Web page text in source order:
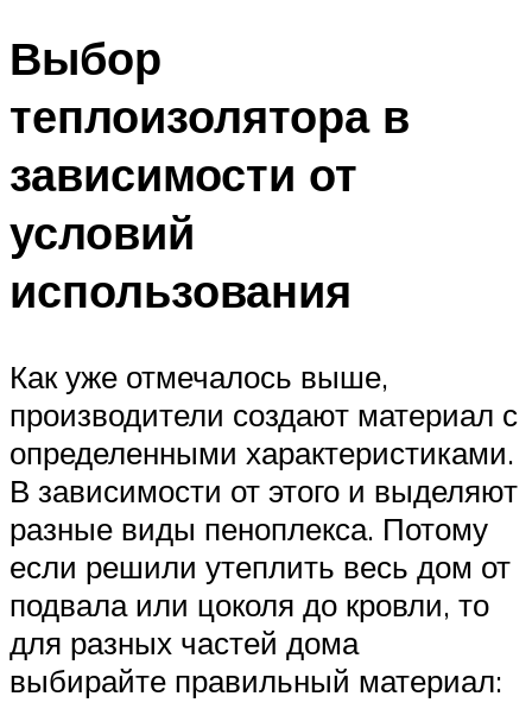
Выбор
теплоизолятора в
зависимости от
условий
использования
Как уже отмечалось выше,
производители создают материал с
определенными характеристиками.
В зависимости от этого и выделяют
разные виды пеноплекса. Потому
если решили утеплить весь дом от
подвала или цоколя до кровли, то
для разных частей дома
выбирайте правильный материал: